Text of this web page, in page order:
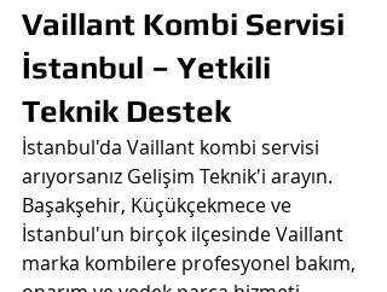
Vaillant Kombi Servisi
İstanbul – Yetkili
Teknik Destek
İstanbul'da Vaillant kombi servisi
arıyorsanız Gelişim Teknik'i arayın.
Başakşehir, Küçükçekmece ve
İstanbul'un birçok ilçesinde Vaillant
marka kombilere profesyonel bakım,